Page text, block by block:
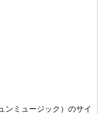
ンミュージック）のサイ